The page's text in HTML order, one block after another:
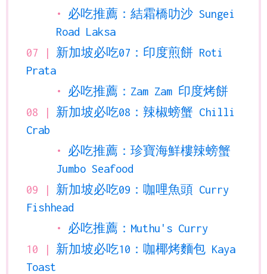
必吃推薦：結霜橋叻沙 Sungei
Road Laksa
新加坡必吃07：印度煎餅 Roti
Prata
必吃推薦：Zam Zam 印度烤餅
新加坡必吃08：辣椒螃蟹 Chilli
Crab
必吃推薦：珍寶海鮮樓辣螃蟹
Jumbo Seafood
新加坡必吃09：咖哩魚頭 Curry
Fishhead
必吃推薦：Muthu's Curry
新加坡必吃10：咖椰烤麵包 Kaya
Toast